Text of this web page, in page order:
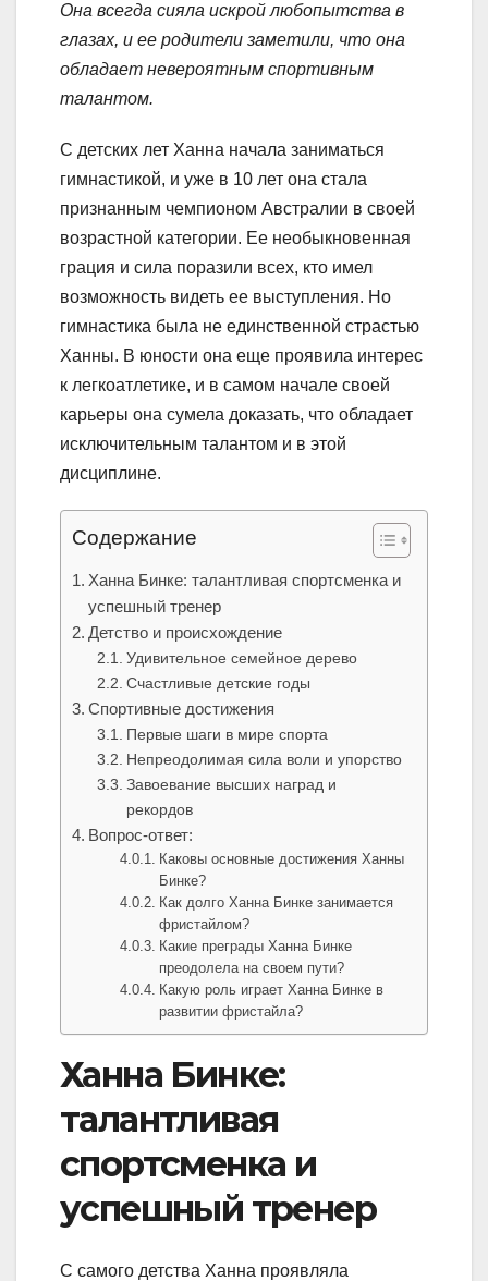
Она всегда сияла искрой любопытства в
глазах, и ее родители заметили, что она
обладает невероятным спортивным
талантом.
С детских лет Ханна начала заниматься
гимнастикой, и уже в 10 лет она стала
признанным чемпионом Австралии в своей
возрастной категории. Ее необыкновенная
грация и сила поразили всех, кто имел
возможность видеть ее выступления. Но
гимнастика была не единственной страстью
Ханны. В юности она еще проявила интерес
к легкоатлетике, и в самом начале своей
карьеры она сумела доказать, что обладает
исключительным талантом и в этой
дисциплине.
Содержание
Ханна Бинке: талантливая спортсменка и
успешный тренер
Детство и происхождение
Удивительное семейное дерево
Счастливые детские годы
Спортивные достижения
Первые шаги в мире спорта
Непреодолимая сила воли и упорство
Завоевание высших наград и
рекордов
Вопрос-ответ:
Каковы основные достижения Ханны
Бинке?
Как долго Ханна Бинке занимается
фристайлом?
Какие преграды Ханна Бинке
преодолела на своем пути?
Какую роль играет Ханна Бинке в
развитии фристайла?
Ханна Бинке:
талантливая
спортсменка и
успешный тренер
С самого детства Ханна проявляла